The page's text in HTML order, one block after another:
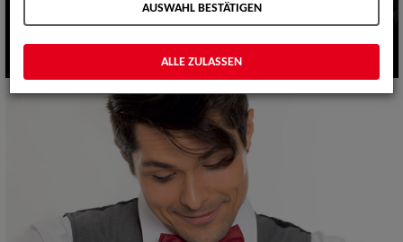
AUSWAHL BESTÄTIGEN
ALLE ZULASSEN